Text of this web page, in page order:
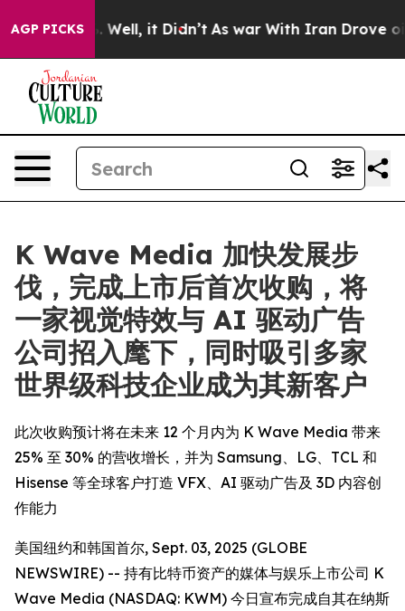
AGP PICKS
40%. Well, it Didn’t As war With Iran Drove oil
K Wave Media 加快发展步
伐，完成上市后首次收购，将
一家视觉特效与 AI 驱动广告
公司招入麾下，同时吸引多家
世界级科技企业成为其新客户
此次收购预计将在未来 12 个月内为 K Wave Media 带来
25% 至 30% 的营收增长，并为 Samsung、LG、TCL 和
Hisense 等全球客户打造 VFX、AI 驱动广告及 3D 内容创
作能力
美国纽约和韩国首尔, Sept. 03, 2025 (GLOBE
NEWSWIRE) -- 持有比特币资产的媒体与娱乐上市公司 K
Wave Media (NASDAQ: KWM) 今日宣布完成自其在纳斯